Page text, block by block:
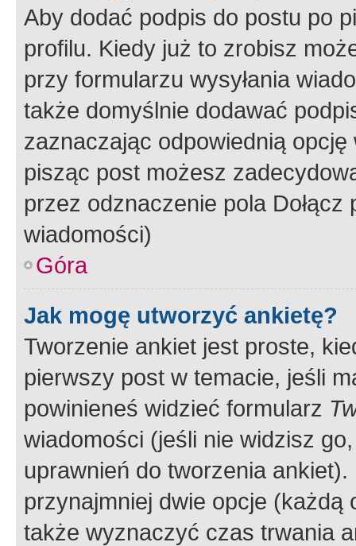
Aby dodać podpis do postu po
profilu. Kiedy już to zrobisz
przy formularzu wysyłania
także domyślnie dodawać
zaznaczając odpowiednią
pisząc post możesz
przez odznaczenie pola
wiadomości)
Góra
Jak mogę utworzyć ankietę?
Tworzenie ankiet jest proste,
pierwszy post w temacie, jeśli
powinieneś widzieć formularz
wiadomości (jeśli nie widzisz
uprawnień do tworzenia
przynajmniej dwie opcje
także wyznaczyć czas trwania